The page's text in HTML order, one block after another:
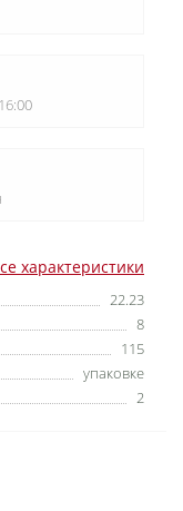
характеристики
22.23
8
115
упаковке
2